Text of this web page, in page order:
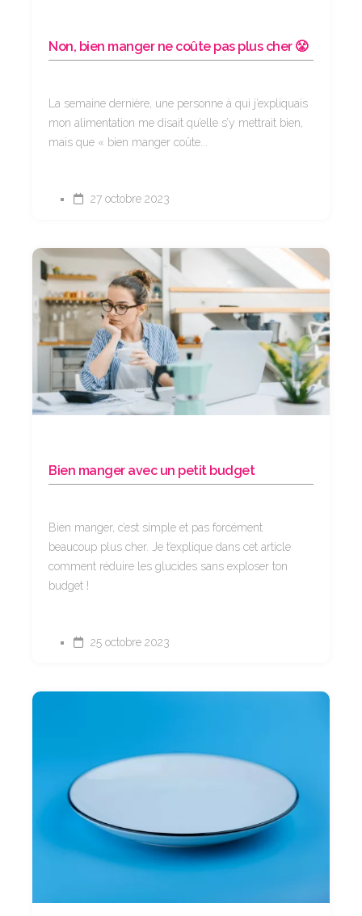
Non, bien manger ne coûte pas plus cher 😤
La semaine dernière, une personne à qui j’expliquais
mon alimentation me disait qu’elle s’y mettrait bien,
mais que « bien manger coûte...
27 octobre 2023
Bien manger avec un petit budget
Bien manger, c’est simple et pas forcément
beaucoup plus cher. Je t’explique dans cet article
comment réduire les glucides sans exploser ton
budget !
25 octobre 2023